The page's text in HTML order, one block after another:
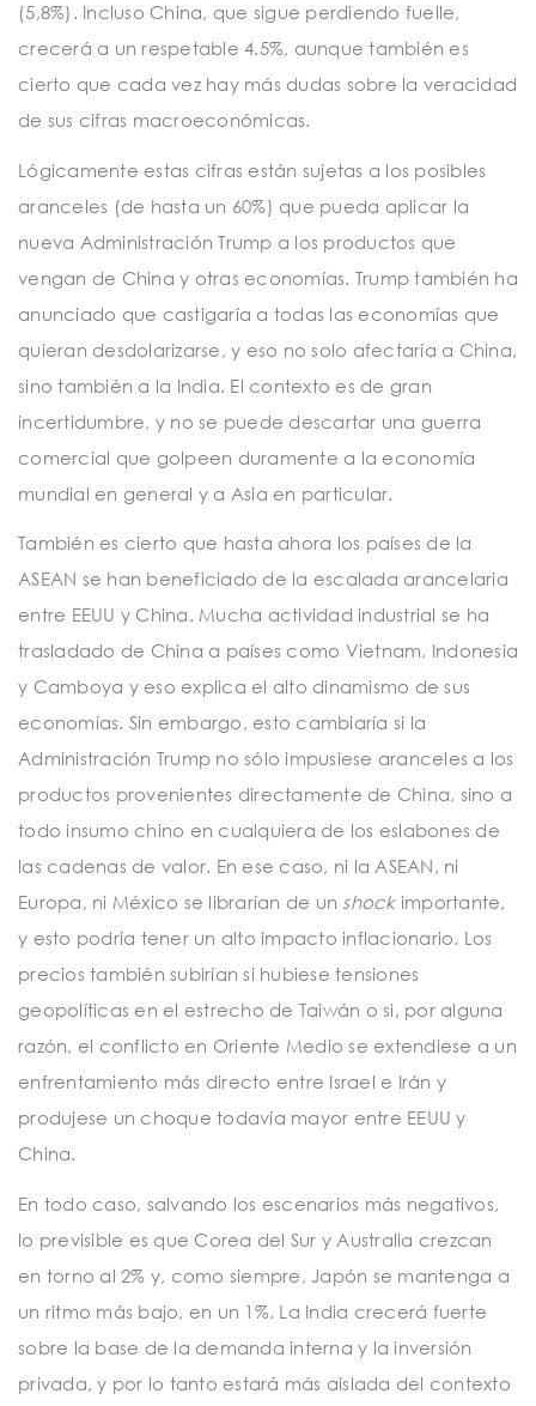
(5,8%). Incluso China, que sigue perdiendo fuelle,
crecerá a un respetable 4.5%, aunque también es
cierto que cada vez hay más dudas sobre la veracidad
de sus cifras macroeconómicas.
Lógicamente estas cifras están sujetas a los posibles
aranceles (de hasta un 60%) que pueda aplicar la
nueva Administración Trump a los productos que
vengan de China y otras economías. Trump también ha
anunciado que castigaría a todas las economías que
quieran desdolarizarse, y eso no solo afectaría a China,
sino también a la India. El contexto es de gran
incertidumbre, y no se puede descartar una guerra
comercial que golpeen duramente a la economía
mundial en general y a Asia en particular.
También es cierto que hasta ahora los países de la
ASEAN se han beneficiado de la escalada arancelaria
entre EEUU y China. Mucha actividad industrial se ha
trasladado de China a países como Vietnam, Indonesia
y Camboya y eso explica el alto dinamismo de sus
economías. Sin embargo, esto cambiaría si la
Administración Trump no sólo impusiese aranceles a los
productos provenientes directamente de China, sino a
todo insumo chino en cualquiera de los eslabones de
las cadenas de valor. En ese caso, ni la ASEAN, ni
Europa, ni México se librarían de un shockimportante,
y esto podría tener un alto impacto inflacionario. Los
precios también subirían si hubiese tensiones
geopolíticas en el estrecho de Taiwán o si, por alguna
razón, el conflicto en Oriente Medio se extendiese a un
enfrentamiento más directo entre Israel e Irán y
produjese un choque todavía mayor entre EEUU y
China.
En todo caso, salvando los escenarios más negativos,
lo previsible es que Corea del Sur y Australia crezcan
en torno al 2% y, como siempre, Japón se mantenga a
un ritmo más bajo, en un 1%. La India crecerá fuerte
sobre la base de la demanda interna y la inversión
privada, y por lo tanto estará más aislada del contexto